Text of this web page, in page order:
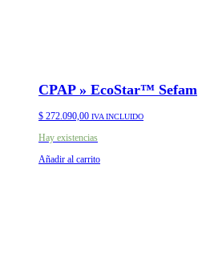
CPAP » EcoStar™ Sefam
$ 272.090,00 IVA INCLUIDO
Hay existencias
Añadir al carrito